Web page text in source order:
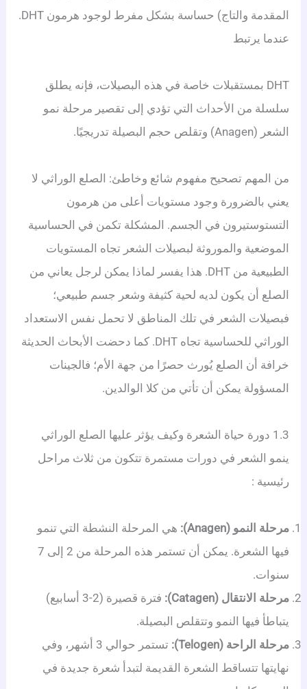
المقدمة والتاج) حساسة بشكل مفرط لوجود هرمون DHT.
عندما يرتبط
DHT بمستقبلات خاصة في هذه البصيلات، فإنه يطلق
سلسلة من الأحداث التي تؤدي إلى تقصير مرحلة نمو
الشعر (Anagen) وتقلص حجم البصيلة تدريجيًا.
من المهم تصحيح مفهوم شائع وخاطئ: الصلع الوراثي لا
يعني بالضرورة وجود مستويات أعلى من هرمون
التستوستيرون في الجسم. المشكلة تكمن في الحساسية
الموضعية والموروثة لبصيلات الشعر تجاه المستويات
الطبيعية من DHT. هذا يفسر لماذا يمكن لرجل يعاني من
الصلع أن يكون لديه لحية كثيفة وشعر جسم طبيعي؛
فبصيلات الشعر في تلك المناطق لا تحمل نفس الاستعداد
الوراثي للحساسية تجاه DHT. كما دحضت الأبحاث الحديثة
خرافة أن الصلع يُورث حصرًا من جهة الأم؛ فالجينات
المسؤولة يمكن أن تأتي من كلا الوالدين.
1.3 دورة حياة الشعرة وكيف يؤثر عليها الصلع الوراثي
ينمو الشعر في دورات مستمرة تتكون من ثلاث مراحل
رئيسية:
مرحلة النمو (Anagen):
هي المرحلة النشطة التي تنمو
فيها الشعرة. يمكن أن تستمر هذه المرحلة من 2 إلى 7
سنوات.
مرحلة الانتقال (Catagen):
فترة قصيرة (2-3 أسابيع)
يتباطأ فيها النمو وتتقلص البصيلة.
مرحلة الراحة (Telogen):
تستمر حوالي 3 أشهر، وفي
نهايتها تتساقط الشعرة القديمة لتبدأ شعرة جديدة في